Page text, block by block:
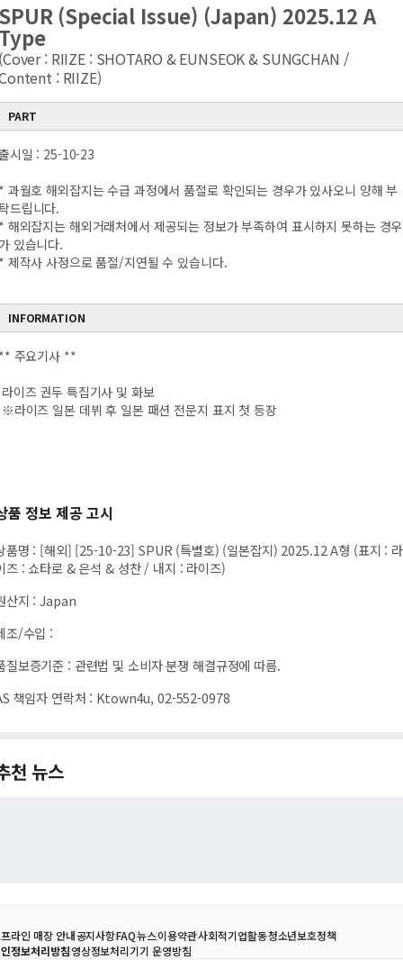
(Special Issue) (Japan) 2025.12 A
: RIIZE : SHOTARO & EUNSEOK & SUNGCHAN /
: RIIZE)
PART
시일 : 25-10-23
과월호 해외잡지는 수급 과정에서 품절로 확인되는 경우가 있사오니 양해 부
드립니다.
해외잡지는 해외거래처에서 제공되는 정보가 부족하여 표시하지 못하는 경우
있습니다.
제작사 사정으로 품절/지연될 수 있습니다.
INFORMATION
주요기사 **
이즈 권두 특집기사 및 화보
라이즈 일본 데뷔 후 일본 패션 전문지 표지 첫 등장
품 정보 제공 고시
품명 : [해외] [25-10-23] SPUR (특별호) (일본잡지) 2025.12 A형 (표지 : 라
즈 : 쇼타로 & 은석 & 성찬 / 내지 : 라이즈)
산지 :Japan
조/수입 :
질보증기준 : 관련법 및 소비자 분쟁 해결규정에 따름.
책임자 연락처 : Ktown4u, 02-552-0978
천 뉴스
라인 매장 안내공지사항FAQ뉴스이용약관사회적기업활동청소년보호정책
정보처리방침영상정보처리기기 운영방침